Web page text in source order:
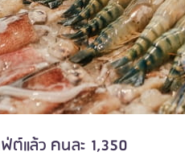
ต์แล้ว คนละ 1,350